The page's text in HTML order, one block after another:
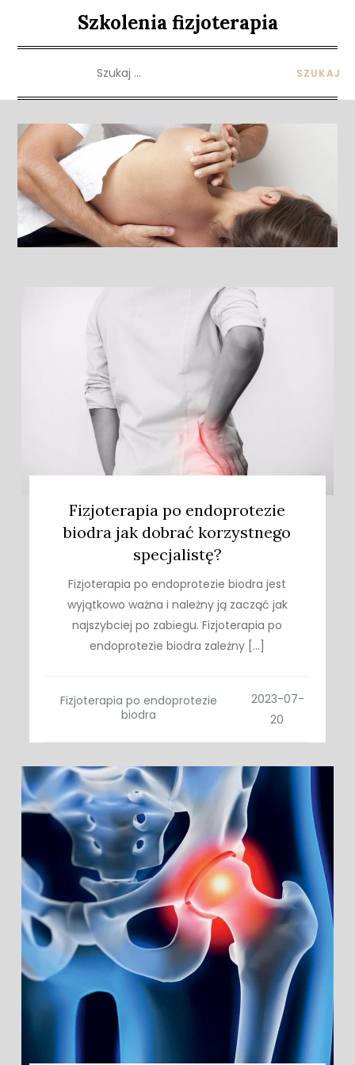
content
Szkolenia fizjoterapia
Fizjoterapia po endoprotezie
biodra jak dobrać korzystnego
specjalistę?
Fizjoterapia po endoprotezie biodra jest
wyjątkowo ważna i należny ją zacząć jak
najszybciej po zabiegu. Fizjoterapia po
endoprotezie biodra zależny […]
Fizjoterapia po endoprotezie
biodra